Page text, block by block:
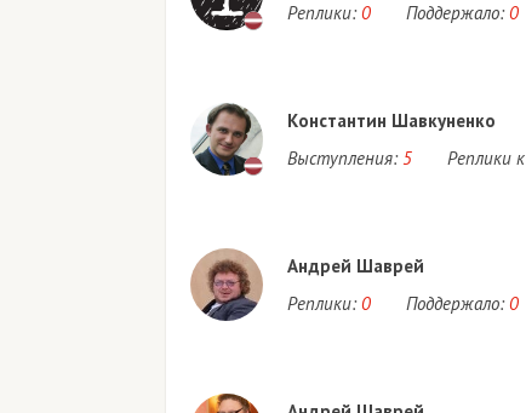
Реплики: 0 Поддержало: 0
Константин Шавкуненко
Выступления: 5 Реплики
Андрей Шаврей
Реплики: 0 Поддержало: 0